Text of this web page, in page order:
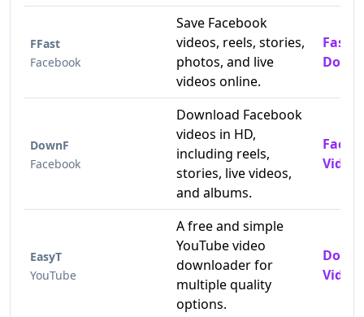
FFast
Facebook
Save Facebook
videos, reels, stories,
photos, and live
videos online.
Fast
DownF
Facebook
Download Facebook
videos in HD,
including reels,
stories, live videos,
and albums.
Video
EasyT
YouTube
A free and simple
YouTube video
downloader for
multiple quality
options.